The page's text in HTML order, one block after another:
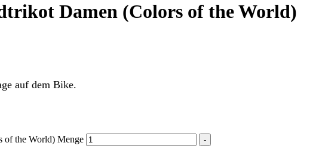
Damen (Colors of the World)
auf dem Bike.
of the World) Menge
-